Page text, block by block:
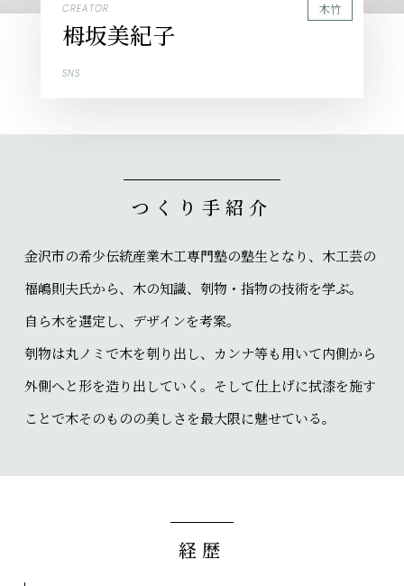
CREATOR
栂坂美紀子
SNS
木竹
つくり手紹介
金沢市の希少伝統産業木工専門塾の塾生となり、木工芸の
福嶋則夫氏から、木の知識、刳物・指物の技術を学ぶ。
自ら木を選定し、デザインを考案。
刳物は丸ノミで木を刳り出し、カンナ等も用いて内側から
外側へと形を造り出していく。そして仕上げに拭漆を施す
ことで木そのものの美しさを最大限に魅せている。
経歴